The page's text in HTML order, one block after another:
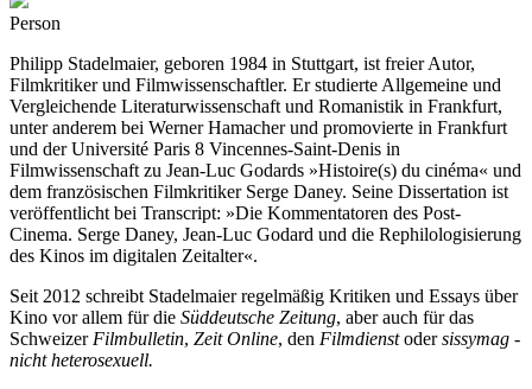
Person
Philipp Stadelmaier, geboren 1984 in Stuttgart, ist freier Autor,
Filmkritiker und Filmwissenschaftler. Er studierte Allgemeine und
Vergleichende Literaturwissenschaft und Romanistik in Frankfurt,
unter anderem bei Werner Hamacher und promovierte in Frankfurt
und der Université Paris 8 Vincennes-Saint-Denis in
Filmwissenschaft zu Jean-Luc Godards »Histoire(s) du cinéma« und
dem französischen Filmkritiker Serge Daney. Seine Dissertation ist
veröffentlicht bei Transcript: »Die Kommentatoren des Post-
Cinema. Serge Daney, Jean-Luc Godard und die Rephilologisierung
des Kinos im digitalen Zeitalter«.
Seit 2012 schreibt Stadelmaier regelmäßig Kritiken und Essays über
Kino vor allem für die Süddeutsche Zeitung, aber auch für das
SchweizerFilmbulletin, Zeit Online, den Filmdienstodersissymag -
nicht heterosexuell.